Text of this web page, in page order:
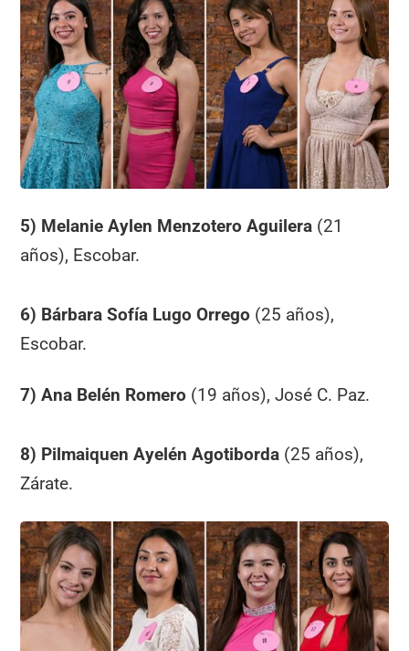
5) Melanie Aylen Menzotero Aguilera (21
años), Escobar.
6) Bárbara Sofía Lugo Orrego (25 años),
Escobar.
7) Ana Belén Romero (19 años), José C. Paz.
8) Pilmaiquen Ayelén Agotiborda (25 años),
Zárate.